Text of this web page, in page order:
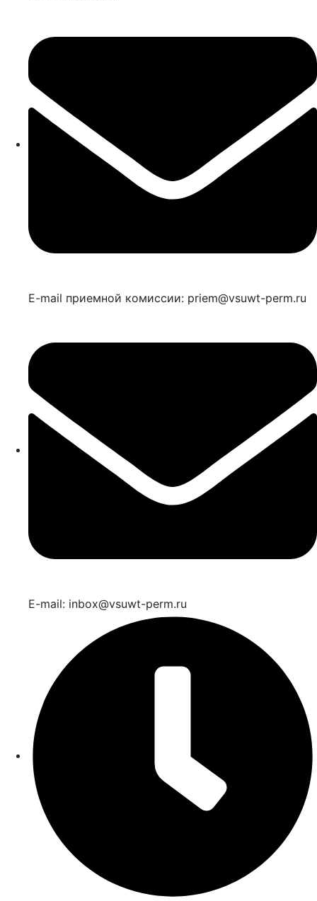
E-mail приемной комиссии: priem@vsuwt-perm.ru
E-mail: inbox@vsuwt-perm.ru